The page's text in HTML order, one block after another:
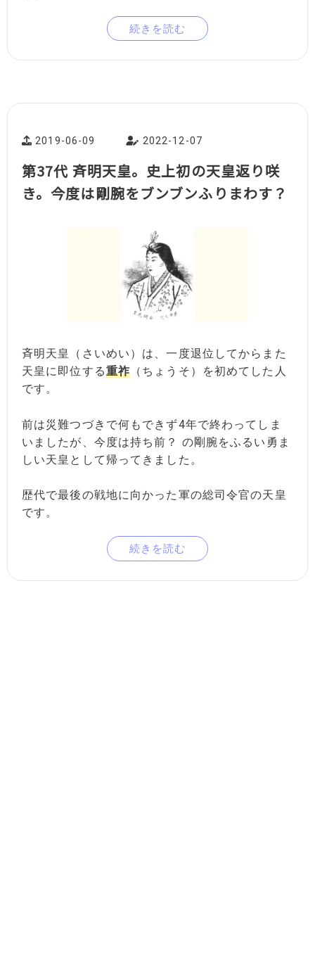
続きを読む
2019-06-09 2022-12-07
第37代 斉明天皇。史上初の天皇返り咲
き。今度は剛腕をブンブンふりまわす？
斉明天皇（さいめい）は、一度退位してからまた
天皇に即位する重祚 （ちょうそ）を初めてした人
です。
前は災難つづきで何もできず4年で終わってしま
いましたが、今度は持ち前？ の剛腕をふるい勇ま
しい天皇として帰ってきました。
歴代で最後の戦地に向かった軍の総司令官の天皇
です。
続きを読む